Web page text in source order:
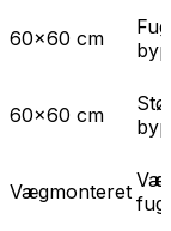
60x60 cm
60x60 cm
Vægmonteret